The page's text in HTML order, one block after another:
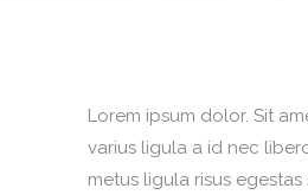
Lorem ipsum dolor. Sit
varius ligula a id nec
metus ligula risus